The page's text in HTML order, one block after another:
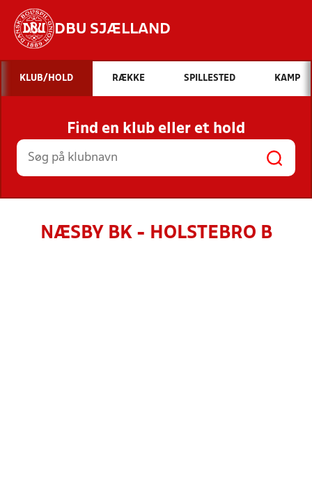
DBU SJÆLLAND
Hvad vil du søge efter?
INDHOLD OG NYHEDER
STILLINGER, RESULTATER, KLUBBER OG
HOLD
KLUB/HOLD RÆKKE SPILLESTED KAMP
Find en klub eller et hold
NÆSBY BK - HOLSTEBRO B